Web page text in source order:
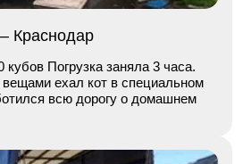
Краснодар
кубов Погрузка заняла 3 часа.
ехал кот в специальном
всю дорогу о домашнем